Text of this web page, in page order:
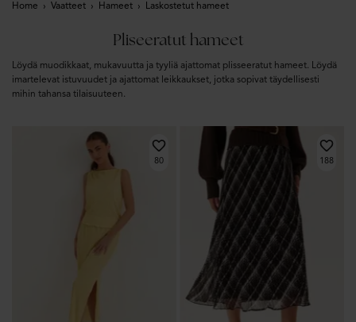
Home › Vaatteet › Hameet › Laskostetut hameet
Pliseeratut hameet
Löydä muodikkaat, mukavuutta ja tyyliä ajattomat plisseeratut hameet. Löydä
imartelevat istuvuudet ja ajattomat leikkaukset, jotka sopivat täydellisesti
mihin tahansa tilaisuuteen.
80 188